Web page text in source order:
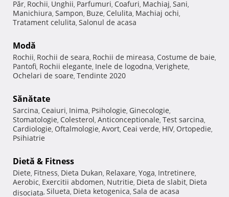
Păr, Rochii, Unghii, Parfumuri, Coafuri, Machiaj, Sani,
Manichiura, Sampon, Buze, Celulita, Machiaj ochi,
Tratament celulita, Salonul de acasa
Modă
Rochii, Rochii de seara, Rochii de mireasa, Costume de baie,
Pantofi, Rochii elegante, Inele de logodna, Verighete,
Ochelari de soare, Tendinte 2020
Sănătate
Sarcina, Ceaiuri, Inima, Psihologie, Ginecologie,
Stomatologie, Colesterol, Anticonceptionale, Test sarcina,
Cardiologie, Oftalmologie, Avort, Ceai verde, HIV, Ortopedie,
Psihiatrie
Dietă & Fitness
Diete, Fitness, Dieta Dukan, Relaxare, Yoga, Intretinere,
Aerobic, Exercitii abdomen, Nutritie, Dieta de slabit, Dieta
disociata, Silueta, Dieta ketogenica, Sala de acasa